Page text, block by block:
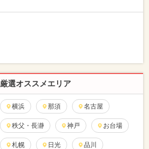
厳選オススメエリア
横浜 那須 名古屋
秩父・長瀞 神戸 お台場
札幌 日光 品川